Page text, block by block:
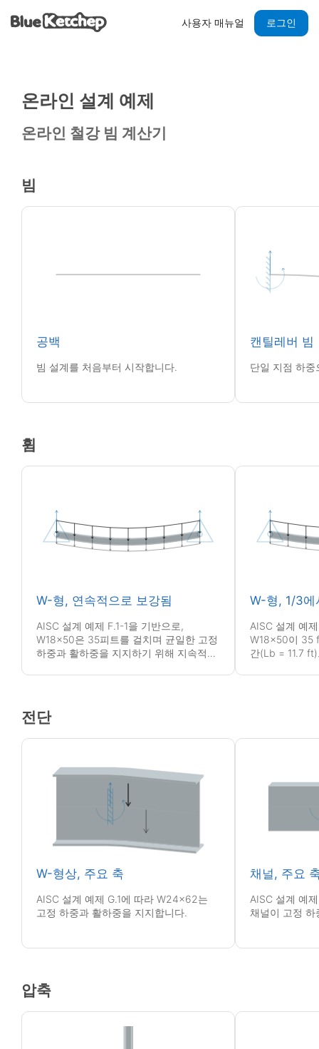
사용자 매뉴얼 로그인
온라인 설계 예제
온라인 철강 빔 계산기
빔
공백
빔 설계를 처음부터 시작합니다.
캔틸레버 빔
단일 지점 하
휨
W-형, 연속적으로 보강됨
AISC 설계 예제 F.1-1을 기반으로,
W18x50은 35피트를 걸치며 균일한 고정
하중과 활하중을 지지하기 위해 지속적으
W-형, 1/3에
AISC 설계 예
W18x50이 35
간(Lb = 11.7
전단
W-형상, 주요 축
AISC 설계 예제 G.1에 따라 W24x62는
고정 하중과 활하중을 지지합니다.
채널, 주요
AISC 설계 예
채널이 고정
압축